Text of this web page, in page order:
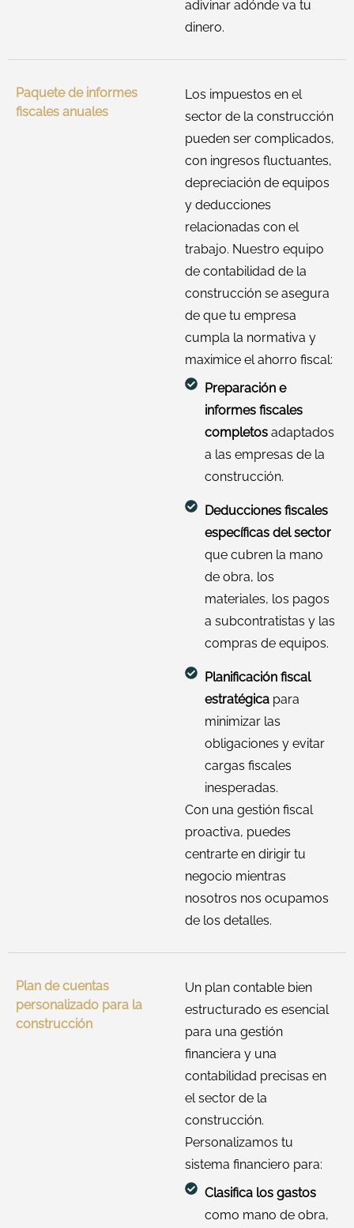
adivinar adónde va tu
dinero.
Paquete de informes
fiscales anuales
Los impuestos en el
sector de la construcción
pueden ser complicados,
con ingresos fluctuantes,
depreciación de equipos
y deducciones
relacionadas con el
trabajo. Nuestro equipo
de contabilidad de la
construcción se asegura
de que tu empresa
cumpla la normativa y
maximice el ahorro fiscal:
Preparación e
informes fiscales
completos adaptados
a las empresas de la
construcción.
Deducciones fiscales
específicas del sector
que cubren la mano
de obra, los
materiales, los pagos
a subcontratistas y las
compras de equipos.
Planificación fiscal
estratégica para
minimizar las
obligaciones y evitar
cargas fiscales
inesperadas.
Con una gestión fiscal
proactiva, puedes
centrarte en dirigir tu
negocio mientras
nosotros nos ocupamos
de los detalles.
Plan de cuentas
personalizado para la
construcción
Un plan contable bien
estructurado es esencial
para una gestión
financiera y una
contabilidad precisas en
el sector de la
construcción.
Personalizamos tu
sistema financiero para:
Clasifica los gastos
como mano de obra,